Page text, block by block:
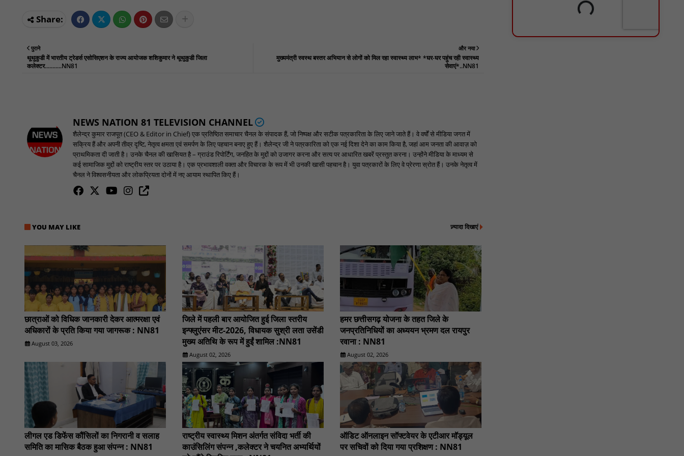
और नया
मुख्यमंत्री स्वस्थ बस्तर अभियान से लोगों को मिल रहा स्वास्थ्य लाभ* *घर-घर पहुंच रही स्वास्थ्य
सेवाएं*..NN81
पुराने
थूथुकुडी में भारतीय ट्रेडर्स एसोसिएशन के राज्य आयोजक शशिकुमार ने थूथुकुडी जिला
कलेक्टर...........NN81
NEWS NATION 81 TELEVISION CHANNEL
शैलेन्द्र कुमार राजपूत (CEO & Editor in Chief) एक प्रतिष्ठित समाचार चैनल के संपादक हैं, जो निष्पक्ष और सटीक पत्रकारिता के लिए जाने जाते हैं। वे वर्षों से मीडिया जगत में
सक्रिय हैं और अपनी तीव्र दृष्टि, नेतृत्व क्षमता एवं समर्पण के लिए पहचान बनाए हुए हैं। शैलेन्द्र जी ने पत्रकारिता को एक नई दिशा देने का काम किया है, जहां आम जनता की आवाज़ को
प्राथमिकता दी जाती है। उनके चैनल की खासियत है – ग्राउंड रिपोर्टिंग, जनहित के मुद्दों को उजागर करना और सत्य पर आधारित खबरें प्रस्तुत करना। उन्होंने मीडिया के माध्यम से
कई सामाजिक मुद्दों को राष्ट्रीय स्तर पर उठाया है। एक प्रभावशाली वक्ता और विचारक के रूप में भी उनकी खासी पहचान है। युवा पत्रकारों के लिए वे प्रेरणा स्रोत हैं। उनके नेतृत्व में
चैनल ने विश्वसनीयता और लोकप्रियता दोनों में नए आयाम स्थापित किए हैं।
YOU MAY LIKE ज़्यादा दिखाएं
छात्राओं को विधिक जानकारी देकर आत्मरक्षा एवं
अधिकारों के प्रति किया गया जागरूक : NN81
August 03, 2026
जिले में पहली बार आयोजित हुई जिला स्तरीय
इन्फ्लुएंसर मीट-2026, विधायक सुश्री लता उसेंडी
मुख्य अतिथि के रूप में हुईं शामिल :NN81
August 02, 2026
हमर छत्तीसगढ़ योजना के तहत जिले के
जनप्रतिनिधियों का अध्ययन भ्रमण दल रायपुर
रवाना : NN81
August 02, 2026
लीगल एड डिफेंस कौंसिलों का निगरानी व सलाह
समिति का मासिक बैठक हुआ संपन्न : NN81
राष्ट्रीय स्वास्थ्य मिशन अंतर्गत संविदा भर्ती की
काउंसिलिंग संपन्न ,कलेक्टर ने चयनित अभ्यर्थियों
ऑडिट ऑनलाइन सॉफ्टवेयर के एटीआर मॉड्यूल
पर सचिवों को दिया गया प्रशिक्षण : NN81